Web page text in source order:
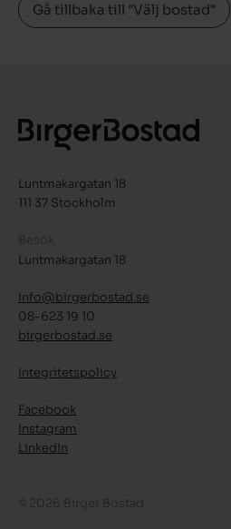
Gå tillbaka till "Välj bostad"
Luntmakargatan 18
111 37 Stockholm
Besök
Luntmakargatan 18
info@birgerbostad.se
08-623 19 10
birgerbostad.se
Integritetspolicy
Facebook
Instagram
LinkedIn
© 2026 Birger Bostad